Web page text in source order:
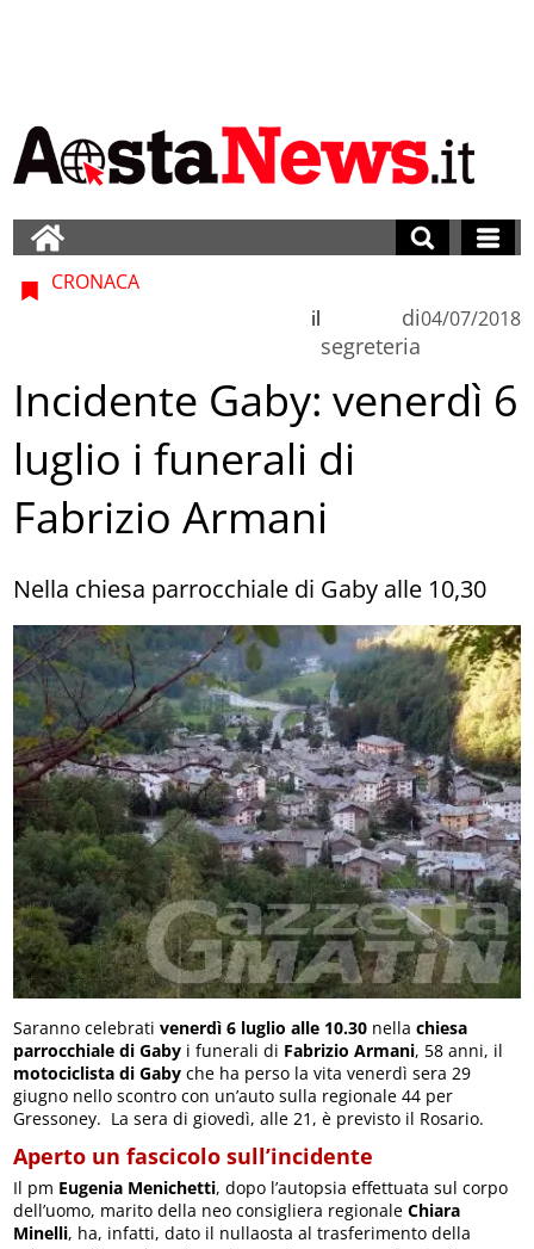
CRONACA
di
segreteria
il 04/07/2018
Incidente Gaby: venerdì 6
luglio i funerali di
Fabrizio Armani
Nella chiesa parrocchiale di Gaby alle 10,30
Saranno celebrativenerdì 6 luglio alle 10.30 nellachiesa
parrocchiale di Gaby i funerali di Fabrizio Armani, 58 anni, il
motociclista di Gaby che ha perso la vita venerdì sera 29
giugno nello scontro con un’auto sulla regionale 44 per
Gressoney. La sera di giovedì, alle 21, è previsto il Rosario.
Aperto un fascicolo sull’incidente
Il pm Eugenia Menichetti, dopo l’autopsia effettuata sul corpo
dell’uomo, marito della neo consigliera regionaleChiara
Minelli, ha, infatti, dato il nullaosta al trasferimento della